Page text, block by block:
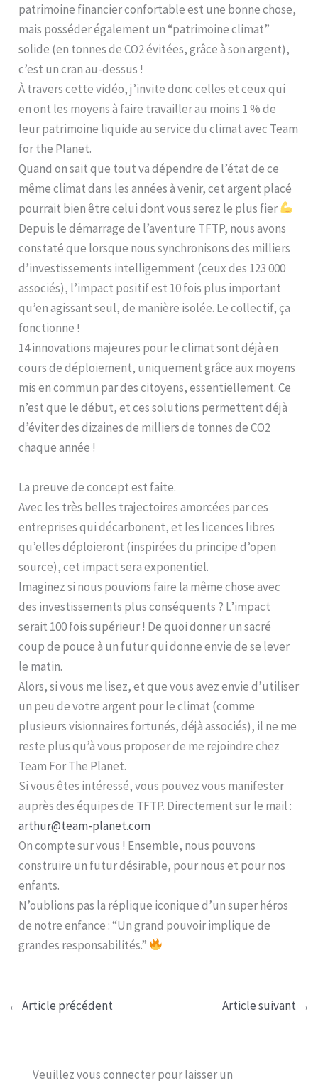
patrimoine financier confortable est une bonne chose,
mais posséder également un “patrimoine climat”
solide (en tonnes de CO2 évitées, grâce à son argent),
c’est un cran au-dessus !
À travers cette vidéo, j’invite donc celles et ceux qui
en ont les moyens à faire travailler au moins 1 % de
leur patrimoine liquide au service du climat avec Team
for the Planet.
Quand on sait que tout va dépendre de l’état de ce
même climat dans les années à venir, cet argent placé
pourrait bien être celui dont vous serez le plus fier
Depuis le démarrage de l’aventure TFTP, nous avons
constaté que lorsque nous synchronisons des milliers
d’investissements intelligemment (ceux des 123 000
associés), l’impact positif est 10 fois plus important
qu’en agissant seul, de manière isolée. Le collectif, ça
fonctionne !
14 innovations majeures pour le climat sont déjà en
cours de déploiement, uniquement grâce aux moyens
mis en commun par des citoyens, essentiellement. Ce
n’est que le début, et ces solutions permettent déjà
d’éviter des dizaines de milliers de tonnes de CO2
chaque année !
La preuve de concept est faite.
Avec les très belles trajectoires amorcées par ces
entreprises qui décarbonent, et les licences libres
qu’elles déploieront (inspirées du principe d’open
source), cet impact sera exponentiel.
Imaginez si nous pouvions faire la même chose avec
des investissements plus conséquents ? L’impact
serait 100 fois supérieur ! De quoi donner un sacré
coup de pouce à un futur qui donne envie de se lever
le matin.
Alors, si vous me lisez, et que vous avez envie d’utiliser
un peu de votre argent pour le climat (comme
plusieurs visionnaires fortunés, déjà associés), il ne me
reste plus qu’à vous proposer de me rejoindre chez
Team For The Planet.
Si vous êtes intéressé, vous pouvez vous manifester
auprès des équipes de TFTP. Directement sur le mail :
arthur@team-planet.com
On compte sur vous ! Ensemble, nous pouvons
construire un futur désirable, pour nous et pour nos
enfants.
N’oublions pas la réplique iconique d’un super héros
de notre enfance : “Un grand pouvoir implique de
grandes responsabilités.”
← Article précédent Article suivant →
Veuillez vous connecter pour laisser un